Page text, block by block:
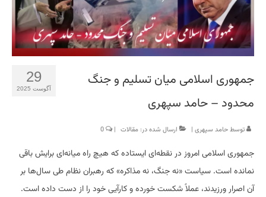
برنامه ها
کتابخانه
29
آگوست 2025
جمهوری اسلامی میان تسلیم و جنگ
محدود – حامد سپهری
توسطحامد سپهری | ارسال شده در: مقالات |
‏جمهوری اسلامی امروز در نقطه‌ای ایستاده که هیچ راه میانه‌ای برایش باقی
نمانده است. سیاست «نه جنگ، نه مذاکره» که رهبران نظام طی سال‌ها بر
آن اصرار ورزیدند، عملاً شکست خورده و کارآیی خود را از دست داده است.